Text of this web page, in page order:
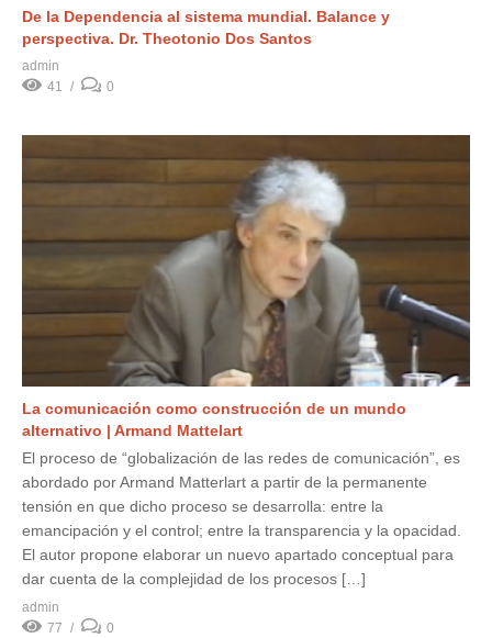
De la Dependencia al sistema mundial. Balance y
perspectiva. Dr. Theotonio Dos Santos
admin
41
0
La comunicación como construcción de un mundo
alternativo | Armand Mattelart
El proceso de “globalización de las redes de comunicación”, es
abordado por Armand Matterlart a partir de la permanente
tensión en que dicho proceso se desarrolla: entre la
emancipación y el control; entre la transparencia y la opacidad.
El autor propone elaborar un nuevo apartado conceptual para
dar cuenta de la complejidad de los procesos […]
admin
77
0